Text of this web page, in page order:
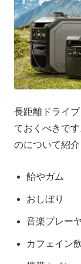
長距離ドライ
ておくべきで
のについて紹介
飴やガム
おしぼり
音楽プレー
カフェイン